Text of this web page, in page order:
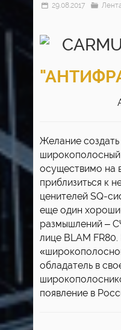
29.08.2017
Желание
широкополосный
осуществимо на
приблизиться к
ценителей SQ-
еще один
размышлений –
лице BLAM
обладатель в
появление в